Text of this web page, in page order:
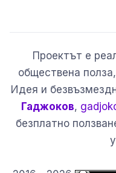
Проектът е
обществена
Идея и
Гаджоков,
безплатно